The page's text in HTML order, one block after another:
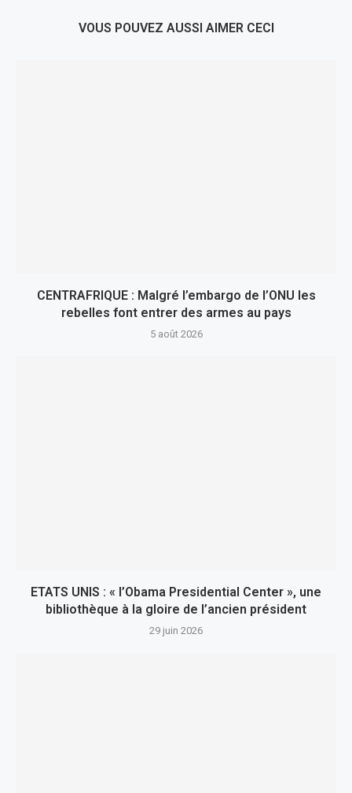
VOUS POUVEZ AUSSI AIMER CECI
CENTRAFRIQUE : Malgré l’embargo de l’ONU les
rebelles font entrer des armes au pays
5 août 2026
ETATS UNIS : « l’Obama Presidential Center », une
bibliothèque à la gloire de l’ancien président
29 juin 2026